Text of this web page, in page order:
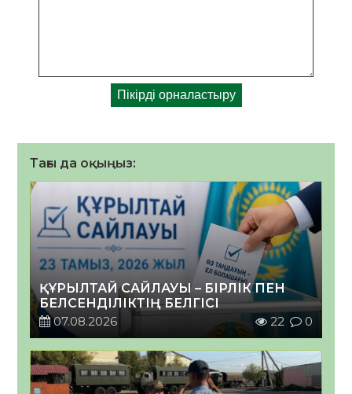
Тағы да оқыңыз:
ҚҰРЫЛТАЙ САЙЛАУЫ – БІРЛІК ПЕН
БЕЛСЕНДІЛІКТІҢ БЕЛГІСІ
07.08.2026
22 0